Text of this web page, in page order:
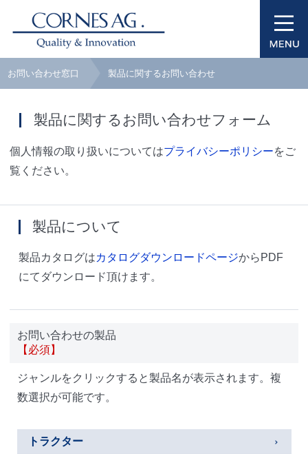
お問い合わせ窓口 製品に関するお問い合わせ
製品に関するお問い合わせフォーム
個人情報の取り扱いについてはプライバシーポリシーをご
覧ください。
製品について
製品カタログはカタログダウンロードページからPDF
にてダウンロード頂けます。
お問い合わせの製品
【必須】
ジャンルをクリックすると製品名が表示されます。複
数選択が可能です。
トラクター